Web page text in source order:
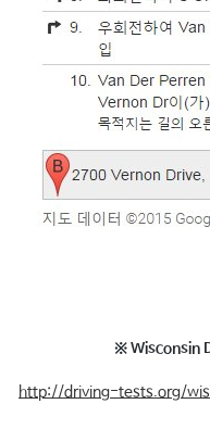
※ Wisconsin
http://driving-tests.org/